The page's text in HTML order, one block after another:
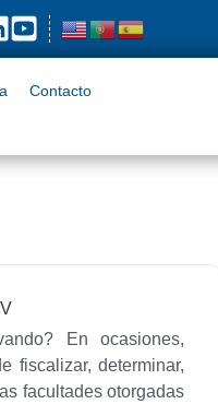
AFILIATE
Contacto
En ocasiones,
fiscalizar, determinar,
facultades otorgadas